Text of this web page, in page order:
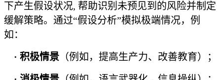
下产生假设状况, 帮助识别未预见到的风险并制定
缓解策略。通过“假设分析”模拟极端情况，例
如：
· 积极情景 （例如，提高生产力、改善教育）；